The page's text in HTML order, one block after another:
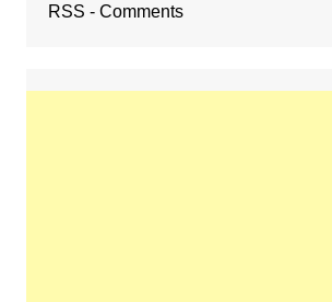
RSS - Comments